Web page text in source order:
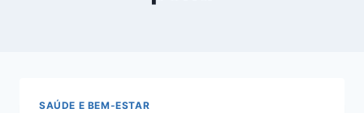
SAÚDE E BEM-ESTAR